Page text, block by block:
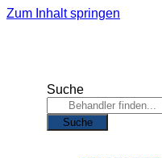
Zum Inhalt springen
Suche
Suche